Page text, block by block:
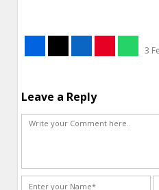
3
Leave a Reply